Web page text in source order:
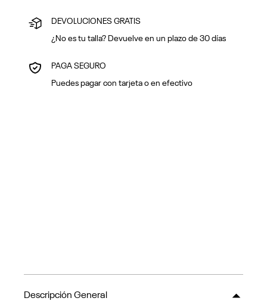
DEVOLUCIONES GRATIS
¿No es tu talla? Devuelve en un plazo de 30 días
PAGA SEGURO
Puedes pagar con tarjeta o en efectivo
Descripción General